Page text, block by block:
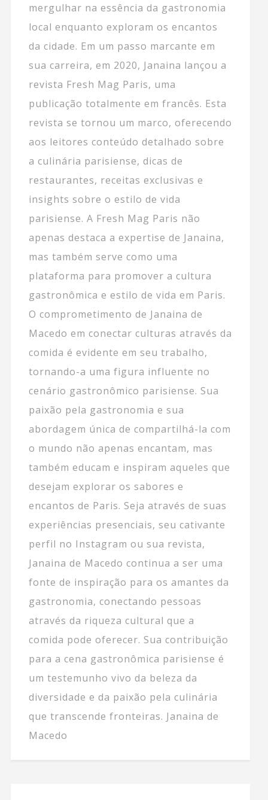
mergulhar na essência da gastronomia
local enquanto exploram os encantos
da cidade. Em um passo marcante em
sua carreira, em 2020, Janaina lançou a
revista Fresh Mag Paris, uma
publicação totalmente em francês. Esta
revista se tornou um marco, oferecendo
aos leitores conteúdo detalhado sobre
a culinária parisiense, dicas de
restaurantes, receitas exclusivas e
insights sobre o estilo de vida
parisiense. A Fresh Mag Paris não
apenas destaca a expertise de Janaina,
mas também serve como uma
plataforma para promover a cultura
gastronômica e estilo de vida em Paris.
O comprometimento de Janaina de
Macedo em conectar culturas através da
comida é evidente em seu trabalho,
tornando-a uma figura influente no
cenário gastronômico parisiense. Sua
paixão pela gastronomia e sua
abordagem única de compartilhá-la com
o mundo não apenas encantam, mas
também educam e inspiram aqueles que
desejam explorar os sabores e
encantos de Paris. Seja através de suas
experiências presenciais, seu cativante
perfil no Instagram ou sua revista,
Janaina de Macedo continua a ser uma
fonte de inspiração para os amantes da
gastronomia, conectando pessoas
através da riqueza cultural que a
comida pode oferecer. Sua contribuição
para a cena gastronômica parisiense é
um testemunho vivo da beleza da
diversidade e da paixão pela culinária
que transcende fronteiras. Janaina de
Macedo